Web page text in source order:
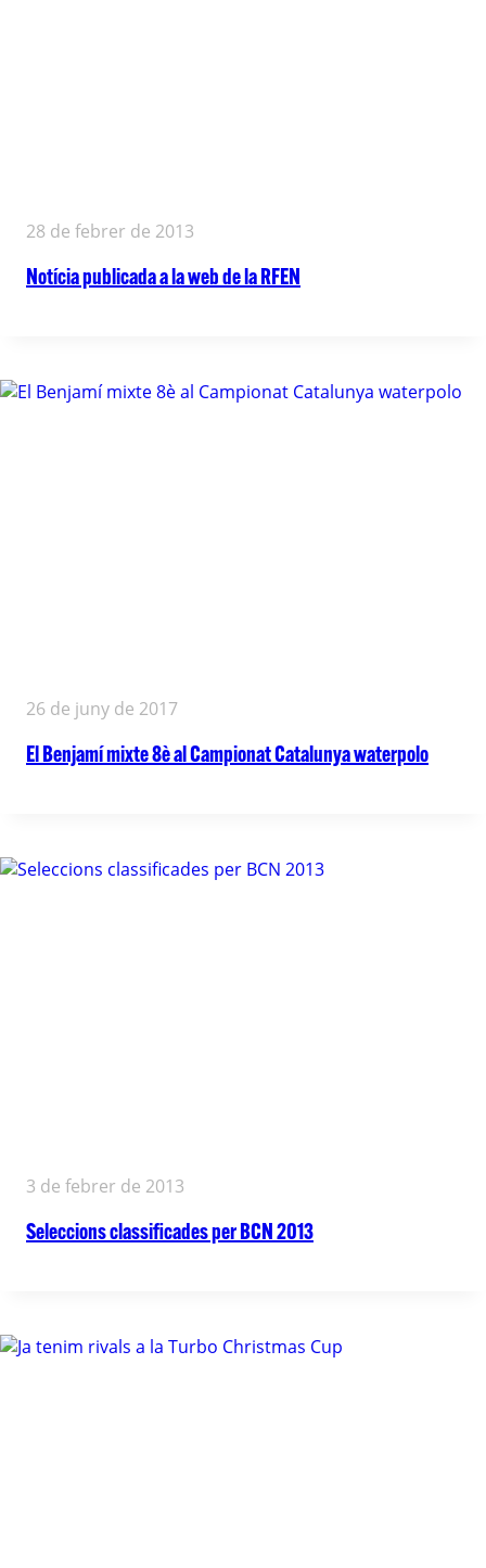
28 de febrer de 2013
Notícia publicada a la web de la RFEN
26 de juny de 2017
El Benjamí mixte 8è al Campionat Catalunya waterpolo
3 de febrer de 2013
Seleccions classificades per BCN 2013